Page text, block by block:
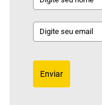
Enviar